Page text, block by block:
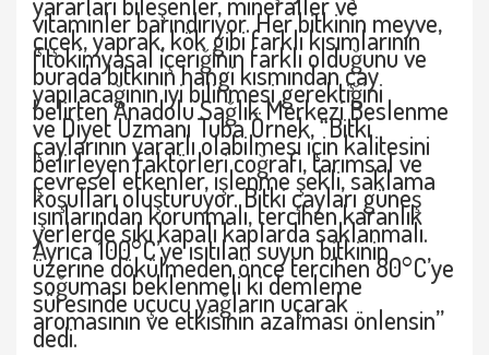
vitaminler barındırıyor. Her bitkinin meyve,
çiçek, yaprak, kök gibi farklı kısımlarının
fitokimyasal içeriğinin farklı olduğunu ve
burada bitkinin hangi kısmından çay
yapılacağının iyi bilinmesi gerektiğini
belirten Anadolu Sağlık Merkezi Beslenme
ve Diyet Uzmanı Tuba Örnek, “Bitki
çaylarının yararlı olabilmesi için kalitesini
belirleyen faktörleri coğrafi, tarımsal ve
çevresel etkenler, işlenme şekli, saklama
koşulları oluşturuyor. Bitki çayları güneş
ışınlarından korunmalı, tercihen karanlık
yerlerde sıkı kapalı kaplarda saklanmalı.
Ayrıca 100°C’ye ısıtılan suyun bitkinin
üzerine dökülmeden önce tercihen 80°C’ye
soğuması beklenmeli ki demleme
süresinde uçucu yağların uçarak
aromasının ve etkisinin azalması önlensin”
dedi.